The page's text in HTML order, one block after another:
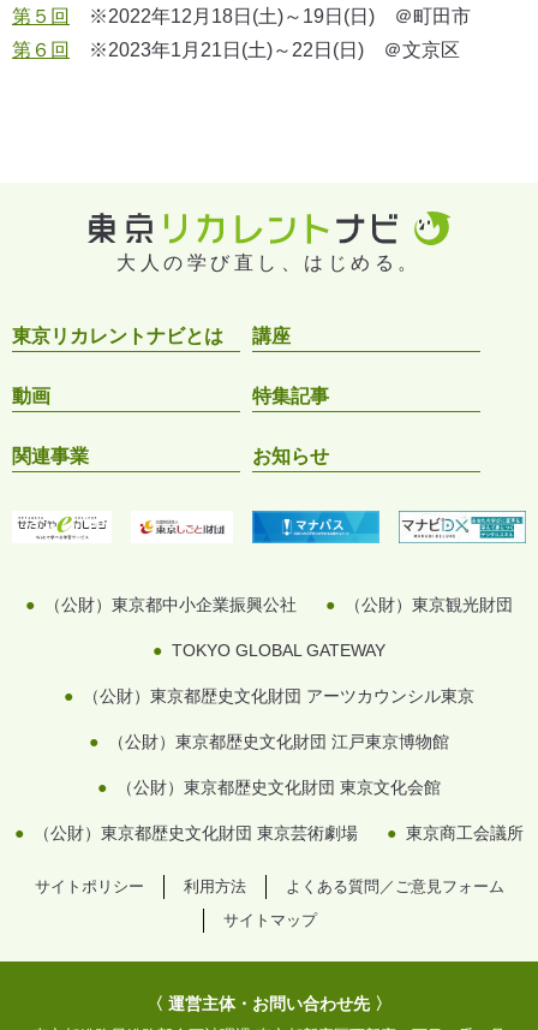
第５回
※2022年12月18日(土)～19日(日) ＠町田市
第６回
※2023年1月21日(土)～22日(日) ＠文京区
大人の学び直し、はじめる。
東京リカレントナビとは 講座
動画 特集記事
関連事業 お知らせ
（公財）東京都中小企業振興公社 （公財）東京観光財団
TOKYO GLOBAL GATEWAY
（公財）東京都歴史文化財団 アーツカウンシル東京
（公財）東京都歴史文化財団 江戸東京博物館
（公財）東京都歴史文化財団 東京文化会館
（公財）東京都歴史文化財団 東京芸術劇場 東京商工会議所
サイトポリシー 利用方法
よくある質問／ご意見フォーム
サイトマップ
〈 運営主体・お問い合わせ先 〉